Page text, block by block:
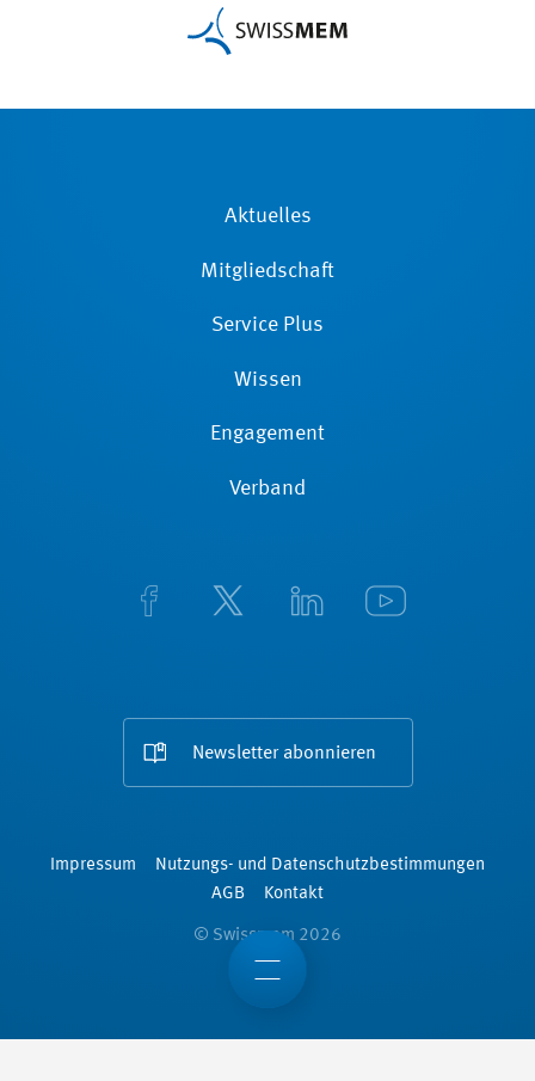
Aktuelles
Mitgliedschaft
Service Plus
Wissen
Engagement
Verband
Newsletter abonnieren
Impressum
Nutzungs- und Datenschutzbestimmungen
AGB
Kontakt
© Swissmem 2026